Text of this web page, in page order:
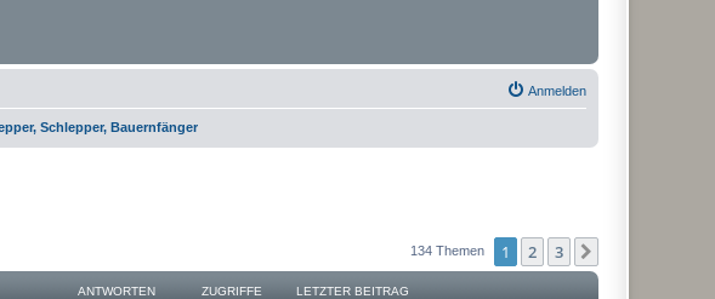
Anmelden
Schlepper, Bauernfänger
134 Themen 1 2 3
ANTWORTEN ZUGRIFFE LETZTER BEITRAG